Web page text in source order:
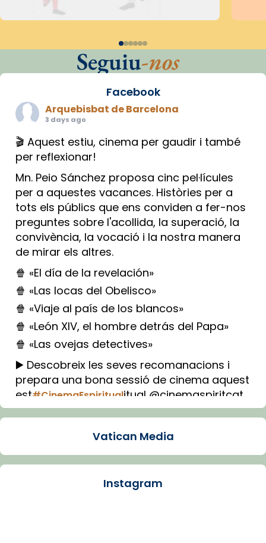
Seguiu-nos
Facebook
Arquebisbat de Barcelona
3 days ago
🎬 Aquest estiu, cinema per gaudir i també
per reflexionar!
Mn. Peio Sánchez proposa cinc pel·lícules
per a aquestes vacances. Històries per a
tots els públics que ens conviden a fer-nos
preguntes sobre l'acollida, la superació, la
convivència, la vocació i la nostra manera
de mirar els altres.
🍿 «El día de la revelación»
🍿 «Las locas del Obelisco»
🍿 «Viaje al país de los blancos»
🍿 «León XIV, el hombre detrás del Papa»
🍿 «Las ovejas detectives»
▶️ Descobreix les seves recomanacions i
prepara una bona sessió de cinema aquest
est#CinemaEspiritualitual @cinemaspiritcat
Imatge: Generada amb IA (OpenAI)
Arquebisbat de Barcelona
Vatican Media
Instagram